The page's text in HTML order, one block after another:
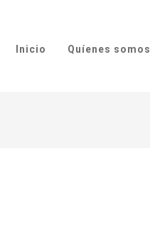
Inicio Quíenes somos